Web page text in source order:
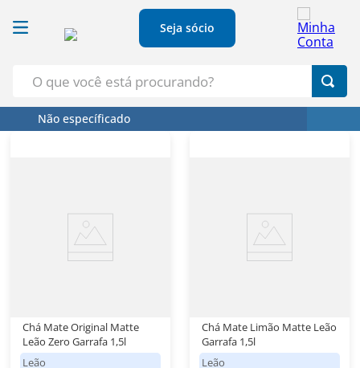
Seja sócio
Não específicado
Chá Mate Original Matte
Leão Zero Garrafa 1,5l
Leão
Chá Mate Limão Matte Leão
Garrafa 1,5l
Leão
Termos Mais Buscados
Papel Higienico
Leite